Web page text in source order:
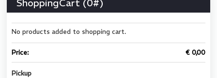
ShoppingCart (0#)
No products added to shopping cart.
Price: € 0,00
Pickup